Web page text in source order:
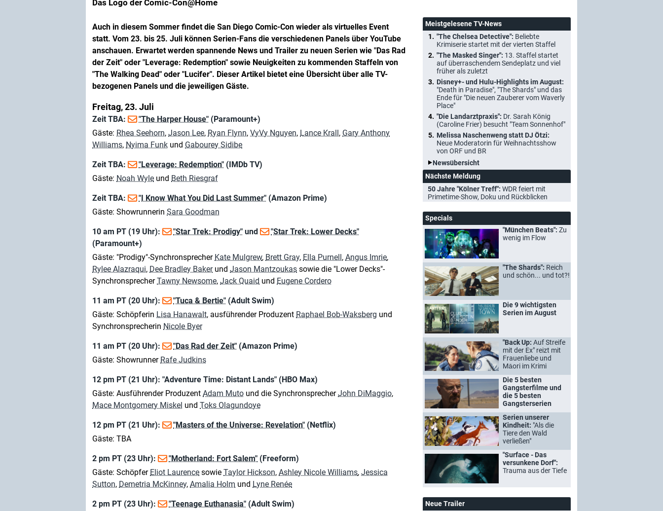
Das Logo der Comic-Con@Home
Auch in diesem Sommer findet die San Diego Comic-Con wieder als virtuelles Event
statt. Vom 23. bis 25. Juli können Serien-Fans die verschiedenen Panels über YouTube
anschauen. Erwartet werden spannende News und Trailer zu neuen Serien wie "Das Rad
der Zeit" oder "Leverage: Redemption" sowie Neuigkeiten zu kommenden Staffeln von
"The Walking Dead" oder "Lucifer". Dieser Artikel bietet eine Übersicht über alle TV-
bezogenen Panels und die jeweiligen Gäste.
Freitag, 23. Juli
Zeit TBA: "The Harper House" (Paramount+)
Gäste: Rhea Seehorn, Jason Lee, Ryan Flynn, VyVy Nguyen, Lance Krall, Gary Anthony
Williams, Nyima Funk und Gabourey Sidibe
Zeit TBA: "Leverage: Redemption" (IMDb TV)
Gäste: Noah Wyle und Beth Riesgraf
Zeit TBA: "I Know What You Did Last Summer" (Amazon Prime)
Gäste: Showrunnerin Sara Goodman
10 am PT (19 Uhr): "Star Trek: Prodigy" und
"Star Trek: Lower Decks"
(Paramount+)
Gäste: "Prodigy"-Synchronsprecher Kate Mulgrew, Brett Gray, Ella Purnell, Angus Imrie,
Rylee Alazraqui, Dee Bradley Bakerund Jason Mantzoukas sowie die "Lower Decks"-
SynchronsprecherTawny Newsome, Jack Quaid und Eugene Cordero
11 am PT (20 Uhr): "Tuca & Bertie" (Adult Swim)
Gäste: Schöpferin Lisa Hanawalt, ausführender Produzent Raphael Bob-Waksberg und
Synchronsprecherin Nicole Byer
11 am PT (20 Uhr): "Das Rad der Zeit" (Amazon Prime)
Gäste: Showrunner Rafe Judkins
12 pm PT (21 Uhr): "Adventure Time: Distant Lands" (HBO Max)
Gäste: Ausführender Produzent Adam Muto und die SynchronsprecherJohn DiMaggio,
Mace Montgomery Miskel und Toks Olagundoye
12 pm PT (21 Uhr): "Masters of the Universe: Revelation" (Netflix)
Gäste: TBA
2 pm PT (23 Uhr): "Motherland: Fort Salem" (Freeform)
Gäste: Schöpfer Eliot Laurence sowie Taylor Hickson, Ashley Nicole Williams, Jessica
Sutton, Demetria McKinney, Amalia Holm und Lyne Renée
2 pm PT (23 Uhr): "Teenage Euthanasia" (Adult Swim)
Meistgelesene TV-News
"The Chelsea Detective": Beliebte
Krimiserie startet mit der vierten Staffel
"The Masked Singer": 13. Staffel startet
auf überraschendem Sendeplatz und viel
früher als zuletzt
Disney+- und Hulu-Highlights im August:
"Death in Paradise", "The Shards" und das
Ende für "Die neuen Zauberer vom Waverly
Place"
"Die Landarztpraxis": Dr. Sarah König
(Caroline Frier) besucht "Team Sonnenhof"
Melissa Naschenweng statt DJ Ötzi:
Neue Moderatorin für Weihnachtsshow
von ORF und BR
Newsübersicht
Nächste Meldung
50 Jahre "Kölner Treff": WDR feiert mit
Primetime-Show, Doku und Rückblicken
Specials
"München Beats": Zu
wenig im Flow
"The Shards": Reich
und schön... und tot?!
Die 9 wichtigsten
Serien im August
"Back Up: Auf Streife
mit der Ex" reizt mit
Frauenliebe und
Māori im Krimi
Die 5 besten
Gangsterfilme und
die 5 besten
Gangsterserien
Serien unserer
Kindheit: "Als die
Tiere den Wald
verließen"
"Surface - Das
versunkene Dorf":
Trauma aus der Tiefe
Neue Trailer